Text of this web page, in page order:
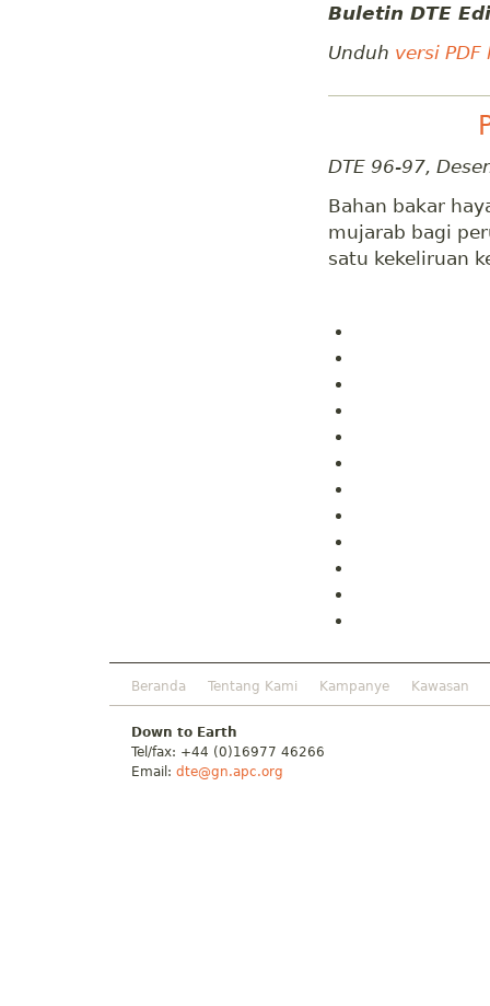
Buletin DTE
Unduh versi PDF
DTE 96-97,
Bahan bakar
mujarab bagi
satu kekeliruan
Beranda Tentang Kami Kampanye Kawasan
Down to Earth
Tel/fax: +44 (0)16977 46266
Email: dte@gn.apc.org